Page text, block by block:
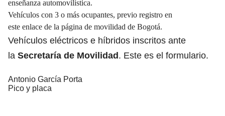
enseñanza automovilística.
Vehículos con 3 o más ocupantes, previo registro en
este enlace de la página de movilidad de Bogotá.
Vehículos eléctricos e híbridos inscritos ante
la Secretaría de Movilidad. Este es el formulario.
Antonio García Porta
Pico y placa